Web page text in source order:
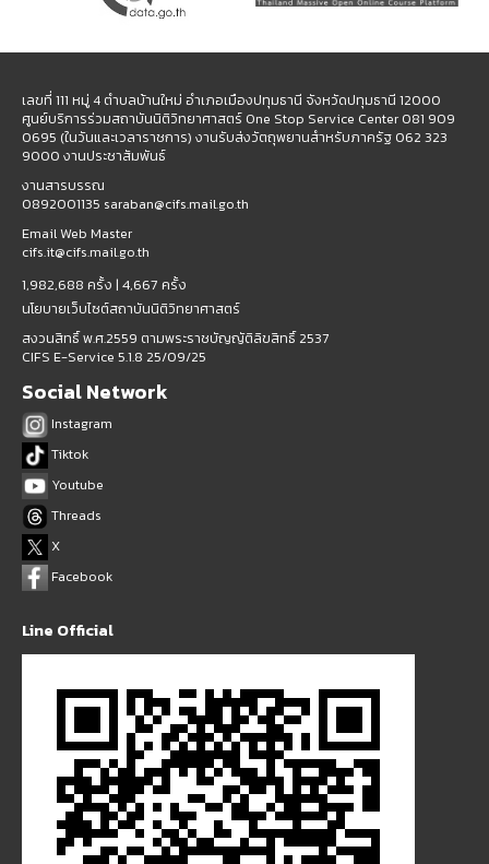
เลขที่ 111 หมู่ 4 ตำบลบ้านใหม่ อำเภอเมืองปทุมธานี จังหวัดปทุมธานี 12000
ศูนย์บริการร่วมสถาบันนิติวิทยาศาสตร์ One Stop Service Center 081 909
0695 (ในวันและเวลาราชการ) งานรับส่งวัตถุพยานสำหรับภาครัฐ 062 323
9000 งานประชาสัมพันธ์
งานสารบรรณ
0892001135 saraban@cifs.mail.go.th
Email Web Master
cifs.it@cifs.mail.go.th
1,982,688 ครั้ง | 4,667 ครั้ง
นโยบายเว็บไซต์สถาบันนิติวิทยาศาสตร์
สงวนสิทธิ์ พ.ศ.2559 ตามพระราชบัญญัติลิขสิทธิ์ 2537
CIFS E-Service 5.1.8 25/09/25
Social Network
Instagram
Tiktok
Youtube
Threads
X
Facebook
Line Official